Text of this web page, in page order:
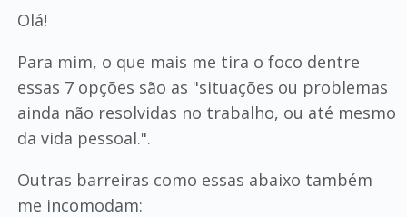
Olá!
Para mim, o que mais me tira o foco dentre
essas 7 opções são as "situações ou problemas
ainda não resolvidas no trabalho, ou até mesmo
da vida pessoal.".
Outras barreiras como essas abaixo também
me incomodam: